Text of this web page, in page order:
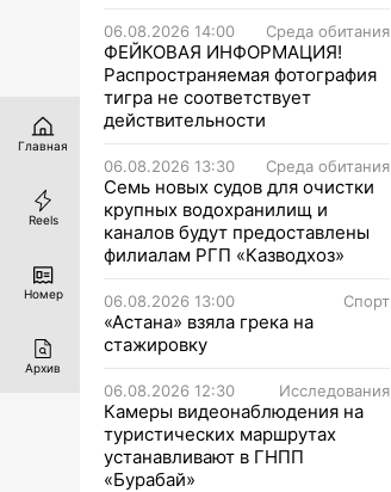
06.08.2026 14:00 Среда обитания
ФЕЙКОВАЯ ИНФОРМАЦИЯ!
Распространяемая фотография
тигра не соответствует
действительности
06.08.2026 13:30 Среда обитания
Семь новых судов для очистки
крупных водохранилищ и
каналов будут предоставлены
филиалам РГП «Казводхоз»
06.08.2026 13:00 Спорт
«Астана» взяла грека на
стажировку
06.08.2026 12:30 Исследования
Камеры видеонаблюдения на
туристических маршрутах
устанавливают в ГНПП
«Бурабай»
Главная
Reels
Номер
Архив